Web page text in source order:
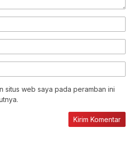
situs web saya pada peramban ini